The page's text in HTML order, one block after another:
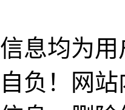
息均为
负！网